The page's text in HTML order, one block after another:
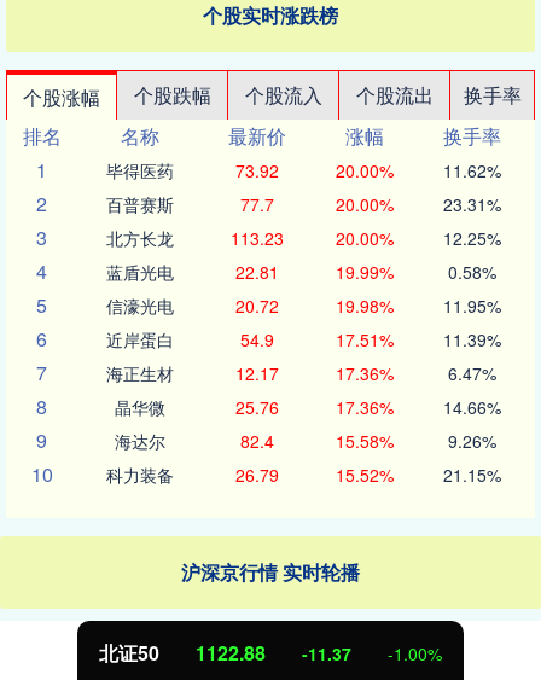
个股实时涨跌榜
个股涨幅 个股跌幅 个股流入 个股流出
换手率
排名
名称 最新价 涨幅
换手率
1
毕得医药 73.92 20.00% 11.62%
2 百普赛斯 77.7 20.00% 23.31%
3 北方长龙 113.23 20.00% 12.25%
4 蓝盾光电 22.81 19.99% 0.58%
5 信濠光电 20.72 19.98% 11.95%
6 近岸蛋白 54.9 17.51% 11.39%
7 海正生材 12.17 17.36% 6.47%
8 晶华微 25.76 17.36% 14.66%
9 海达尔 82.4 15.58% 9.26%
10 科力装备 26.79 15.52% 21.15%
沪深京行情 实时轮播
北证50 1122.88 -11.37 -1.00%